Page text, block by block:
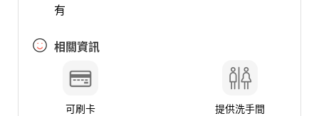
有
相關資訊
可刷卡 提供洗手間